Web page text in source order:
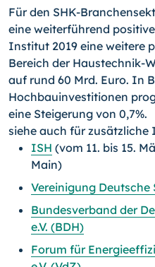
Für den SHK-
eine weiterführend
Institut 2019 eine weitere
Bereich der Haustechnik-
auf rund 60 Mrd. Euro. In
Hochbauinvestitionen
eine Steigerung von 0,7%.
siehe auch für
ISH (vom 11. bis 15.
Main)
Vereinigung Deutsche
Bundesverband der
e.V. (BDH)
Forum für